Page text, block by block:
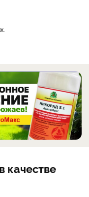
качестве